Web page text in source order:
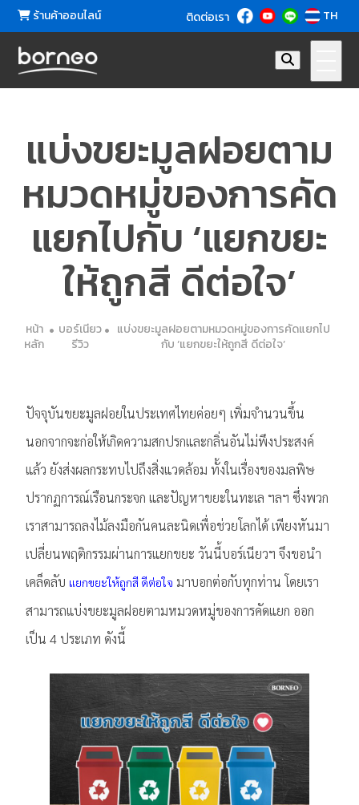
ร้านค้าออนไลน์ ติดต่อเรา TH
แบ่งขยะมูลฝอยตาม
หมวดหมู่ของการคัด
แยกไปกับ ‘แยกขยะ
ให้ถูกสี ดีต่อใจ’
หน้า
หลัก
บอร์เนียว
รีวิว
แบ่งขยะมูลฝอยตามหมวดหมู่ของการคัดแยกไป
กับ ‘แยกขยะให้ถูกสี ดีต่อใจ’
ปัจจุบันขยะมูลฝอยในประเทศไทยค่อยๆ เพิ่มจำนวนขึ้น
นอกจากจะก่อให้เกิดความสกปรกและกลิ่นอันไม่พึงประสงค์
แล้ว ยังส่งผลกระทบไปถึงสิ่งแวดล้อม ทั้งในเรื่องของมลพิษ
ปรากฏการณ์เรือนกระจก และปัญหาขยะในทะเล ฯลฯ ซึ่งพวก
เราสามารถลงไม้ลงมือกันคนละนิดเพื่อช่วยโลกได้ เพียงหันมา
เปลี่ยนพฤติกรรมผ่านการแยกขยะ วันนี้บอร์เนียวฯ จึงขอนำ
เคล็ดลับ แยกขยะให้ถูกสี ดีต่อใจ มาบอกต่อกับทุกท่าน โดยเรา
สามารถแบ่งขยะมูลฝอยตามหมวดหมู่ของการคัดแยก ออก
เป็น 4 ประเภท ดังนี้